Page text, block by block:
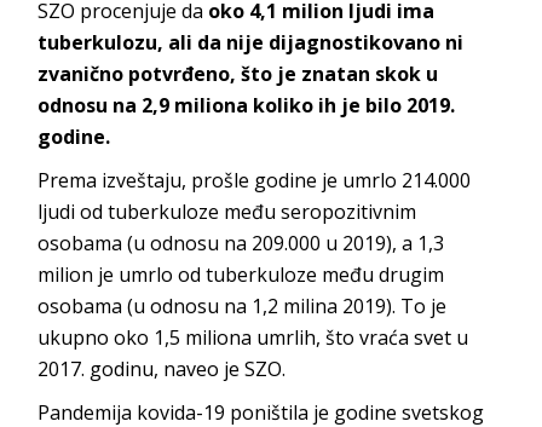
SZO procenjuje da oko 4,1 milion ljudi ima
tuberkulozu, ali da nije dijagnostikovano ni
zvanično potvrđeno, što je znatan skok u
odnosu na 2,9 miliona koliko ih je bilo 2019.
godine.
Prema izveštaju, prošle godine je umrlo 214.000
ljudi od tuberkuloze među seropozitivnim
osobama (u odnosu na 209.000 u 2019), a 1,3
milion je umrlo od tuberkuloze među drugim
osobama (u odnosu na 1,2 milina 2019). To je
ukupno oko 1,5 miliona umrlih, što vraća svet u
2017. godinu, naveo je SZO.
Pandemija kovida-19 poništila je godine svetskog